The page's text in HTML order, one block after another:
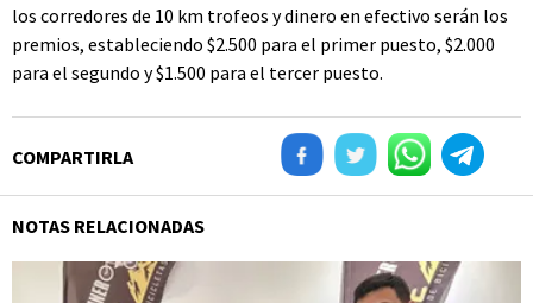
los corredores de 10 km trofeos y dinero en efectivo serán los
premios, estableciendo $2.500 para el primer puesto, $2.000
para el segundo y $1.500 para el tercer puesto.
COMPARTIRLA
NOTAS RELACIONADAS